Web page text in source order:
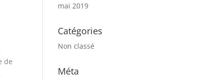
mai 2019
Catégories
Non classé
Méta